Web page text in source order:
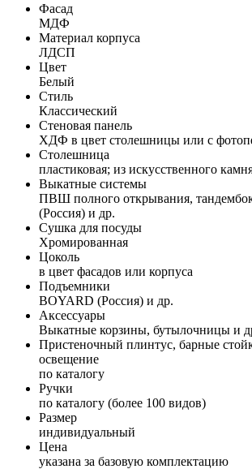
Фасад
МДФ
Материал корпуса
ЛДСП
Цвет
Белый
Стиль
Классический
Стеновая панель
ХДФ в цвет столешницы или с
Столешница
пластиковая; из искусственного
Выкатные системы
ПВШ полного открывания,
(Россия) и др.
Сушка для посуды
Хромированная
Цоколь
в цвет фасадов или корпуса
Подъемники
BOYARD (Россия) и др.
Аксессуары
Выкатные корзины, бутылочницы и
Пристеночный плинтус, барные
освещение
по каталогу
Ручки
по каталогу (более 100 видов)
Размер
индивидуальный
Цена
указана за базовую комплектацию